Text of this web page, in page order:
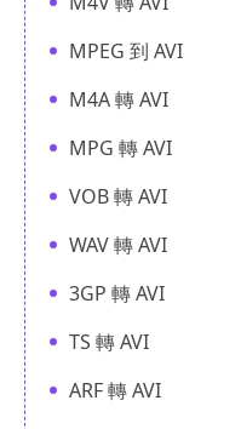
MPEG 到 AVI
M4A 轉 AVI
MPG 轉 AVI
VOB 轉 AVI
WAV 轉 AVI
3GP 轉 AVI
TS 轉 AVI
ARF 轉 AVI